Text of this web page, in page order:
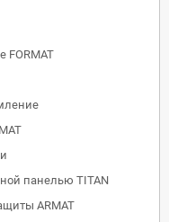
панелью TITAN
ARMAT